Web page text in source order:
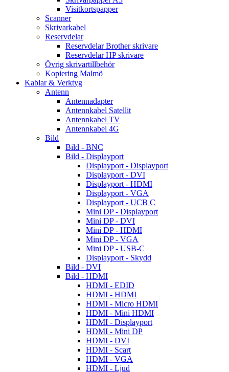
Visitkortspapper
Scanner
Skrivarkabel
Reservdelar
Reservdelar Brother skrivare
Reservdelar HP skrivare
Övrig skrivartillbehör
Kopiering Malmö
Kablar & Verktyg
Antenn
Antennadapter
Antennkabel Satellit
Antennkabel TV
Antennkabel 4G
Bild
Bild - BNC
Bild - Displayport
Displayport - Displayport
Displayport - DVI
Displayport - HDMI
Displayport - VGA
Displayport - UCB C
Mini DP - Displayport
Mini DP - DVI
Mini DP - HDMI
Mini DP - VGA
Mini DP - USB-C
Displayport - Skydd
Bild - DVI
Bild - HDMI
HDMI - EDID
HDMI - HDMI
HDMI - Micro HDMI
HDMI - Mini HDMI
HDMI - Displayport
HDMI - Mini DP
HDMI - DVI
HDMI - Scart
HDMI - VGA
HDMI - Ljud